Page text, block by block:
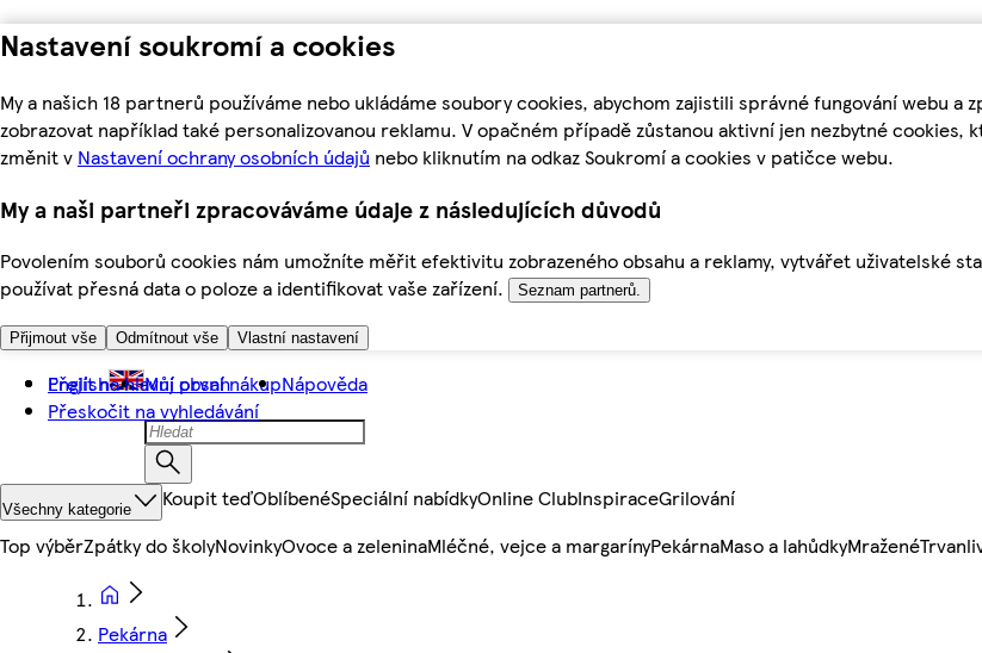
Nastavení soukromí a cookies
My a našich 18 partnerů používáme nebo ukládáme soubory cookies, abychom zajistili správné fungování webu
zobrazovat například také personalizovanou reklamu. V opačném případě zůstanou aktivní jen nezbytné
změnit v Nastavení ochrany osobních údajů nebo kliknutím na odkaz Soukromí a cookies v patičce webu.
My a naši partneři zpracováváme údaje z následujících důvodů
Povolením souborů cookies nám umožníte měřit efektivitu zobrazeného obsahu a reklamy, vytvářet uživatelské
používat přesná data o poloze a identifikovat vaše zařízení.
Seznam partnerů.
Přijmout vše Odmítnout vše Vlastní nastavení
Přejít na hlavní obsah
Přeskočit na vyhledávání
English Můj první nákupNápověda
Všechny kategorie Koupit teďOblíbenéSpeciální nabídkyOnline ClubInspiraceGrilování
Top výběrZpátky do školyNovinkyOvoce a zeleninaMléčné, vejce a margarínyPekárnaMaso a lahůdkyMražené
Pekárna